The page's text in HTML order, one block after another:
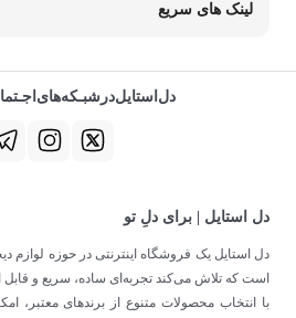
لینک های سریع
دل استایل | برای دلِ تو
دل استایل یک فروشگاه اینترنتی در حوزه لوازم
است که تلاش می‌کند تجربه‌ای ساده، سریع و قابل
با انتخاب محصولات متنوع از برندهای معتبر،